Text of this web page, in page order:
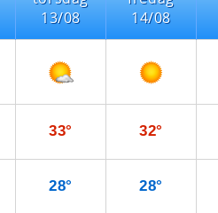
13/08
14/08
33° 32°
28° 28°